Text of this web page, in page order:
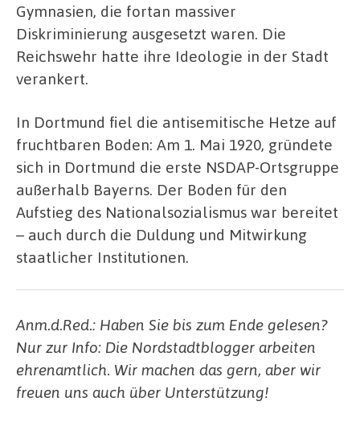
Gymnasien, die fortan massiver
Diskriminierung ausgesetzt waren. Die
Reichswehr hatte ihre Ideologie in der Stadt
verankert.
In Dortmund fiel die antisemitische Hetze auf
fruchtbaren Boden: Am 1. Mai 1920, gründete
sich in Dortmund die erste NSDAP-Ortsgruppe
außerhalb Bayerns. Der Boden für den
Aufstieg des Nationalsozialismus war bereitet
– auch durch die Duldung und Mitwirkung
staatlicher Institutionen.
Anm.d.Red.: Haben Sie bis zum Ende gelesen?
Nur zur Info: Die Nordstadtblogger arbeiten
ehrenamtlich. Wir machen das gern, aber wir
freuen uns auch über Unterstützung!